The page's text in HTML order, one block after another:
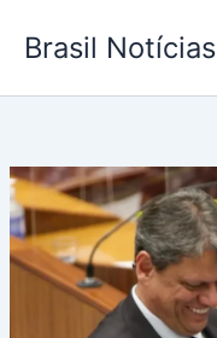
para
conteúdo
Brasil Notícias